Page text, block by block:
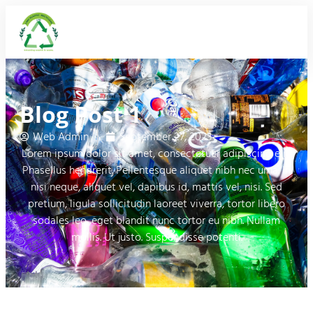
Blog Post 1
Web Admin
September 27, 2023
Lorem ipsum dolor sit amet, consectetuer adipiscing elit.
Phasellus hendrerit. Pellentesque aliquet nibh nec urna. In
nisi neque, aliquet vel, dapibus id, mattis vel, nisi. Sed
pretium, ligula sollicitudin laoreet viverra, tortor libero
sodales leo, eget blandit nunc tortor eu nibh. Nullam
mollis. Ut justo. Suspendisse potenti.